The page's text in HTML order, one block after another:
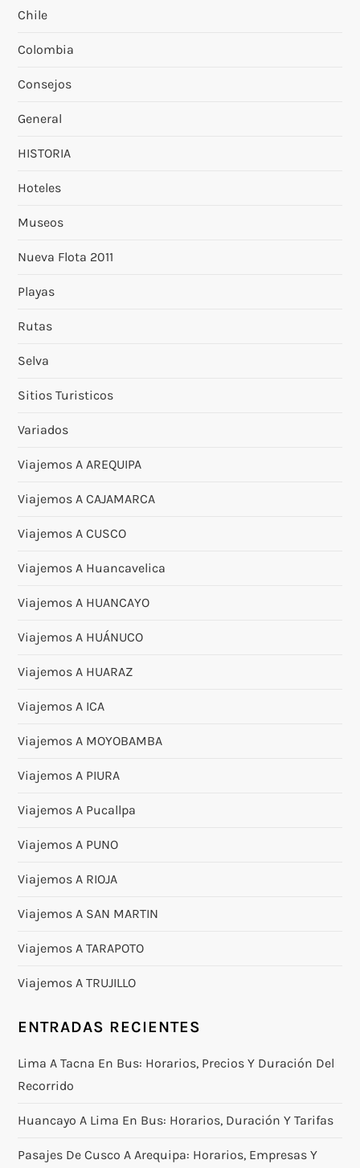
Chile
Colombia
Consejos
General
HISTORIA
Hoteles
Museos
Nueva Flota 2011
Playas
Rutas
Selva
Sitios Turisticos
Variados
Viajemos A AREQUIPA
Viajemos A CAJAMARCA
Viajemos A CUSCO
Viajemos A Huancavelica
Viajemos A HUANCAYO
Viajemos A HUÁNUCO
Viajemos A HUARAZ
Viajemos A ICA
Viajemos A MOYOBAMBA
Viajemos A PIURA
Viajemos A Pucallpa
Viajemos A PUNO
Viajemos A RIOJA
Viajemos A SAN MARTIN
Viajemos A TARAPOTO
Viajemos A TRUJILLO
ENTRADAS RECIENTES
Lima A Tacna En Bus: Horarios, Precios Y Duración Del
Recorrido
Huancayo A Lima En Bus: Horarios, Duración Y Tarifas
Pasajes De Cusco A Arequipa: Horarios, Empresas Y